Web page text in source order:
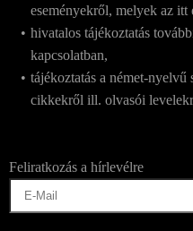
eseményekről, melyek az
hivatalos tájékoztatás
kapcsolatban,
tájékoztatás a német-nyelvű
cikkekről ill. olvasói
Feliratkozás a hírlevélre